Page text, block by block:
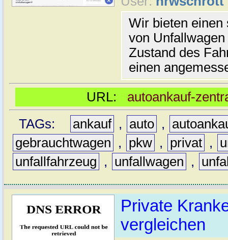
Wir bieten einen
von
Zustand des
einen
URL: autoankauf-
TAGs:
ankauf , auto ,
gebrauchtwagen
, pkw , privat ,
unfallfahrzeug
, unfallwagen ,
Private
vergleichen